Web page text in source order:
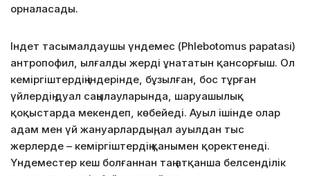
орналасады.
Індет тасымалдаушы үндемес (Phlebotomus papatasi)
антропофил, ылғалды жерді ұнататын қансорғыш. Ол
кеміргіштердің індерінде, бұзылған, бос тұрған
үйлердің дуал саңылауларында, шаруашылық
қоқыстарда мекендеп, көбейеді. Ауыл ішінде олар
адам мен үй жануарлардың, ал ауылдан тыс
жерлерде – кеміргіштердің қанымен қоректенеді.
Үндеместер кеш болғаннан таң атқанша белсенділік